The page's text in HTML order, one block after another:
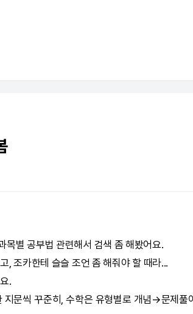
목별 공부법 관련해서 검색 좀 해봤어요.
, 조카한테 슬슬 조언 좀 해줘야 할 때라...
.
지문씩 꾸준히, 수학은 유형별로 개념→문제풀